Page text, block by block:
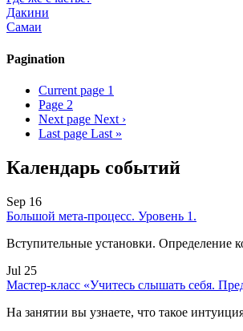
Дакини
Самаи
Pagination
Current page 1
Page 2
Next page Next ›
Last page Last »
Календарь событий
Sep 16
Большой мета-процесс. Уровень 1.
Вступительные установки. Определение
Jul 25
Мастер-класс «Учитесь слышать себя.
На занятии вы узнаете, что такое